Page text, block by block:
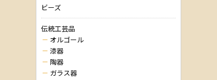
ビーズ
伝統工芸品
オルゴール
漆器
陶器
ガラス器